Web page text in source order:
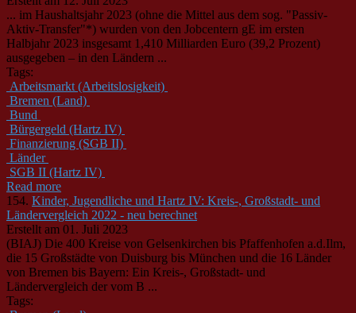
... im Haushaltsjahr 2023 (ohne die Mittel aus dem sog. "Passiv-
Aktiv-Transfer"*) wurden von den Jobcentern gE im ersten
Halbjahr 2023 insgesamt 1,410 Milliarden Euro (39,2 Prozent)
ausgegeben – in den Ländern ...
Tags:
Arbeitsmarkt (Arbeitslosigkeit)
Bremen (Land)
Bund
Bürgergeld (Hartz IV)
Finanzierung (SGB II)
Länder
SGB II (Hartz IV)
Read more
154. Kinder, Jugendliche und Hartz IV: Kreis-, Großstadt- und
Ländervergleich 2022 - neu berechnet
Erstellt am 01. Juli 2023
(BIAJ) Die 400 Kreise von Gelsenkirchen bis Pfaffenhofen a.d.Ilm,
die 15 Großstädte von Duisburg bis München und die 16 Länder
von Bremen bis Bayern: Ein Kreis-, Großstadt- und
Ländervergleich der vom B ...
Tags: